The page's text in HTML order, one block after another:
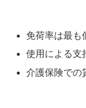
免荷率は最も
使用による支
介護保険での